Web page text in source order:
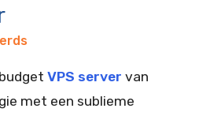
VPS server van
met een sublieme